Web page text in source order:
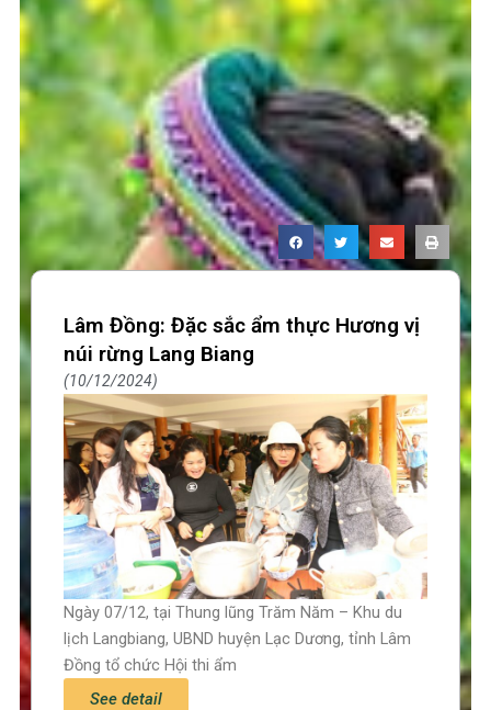
Lâm Đồng: Đặc sắc ẩm thực Hương vị
núi rừng Lang Biang
10/12/2024
Ngày 07/12, tại Thung lũng Trăm Năm – Khu du
lịch Langbiang, UBND huyện Lạc Dương, tỉnh Lâm
Đồng tổ chức Hội thi ẩm
See detail